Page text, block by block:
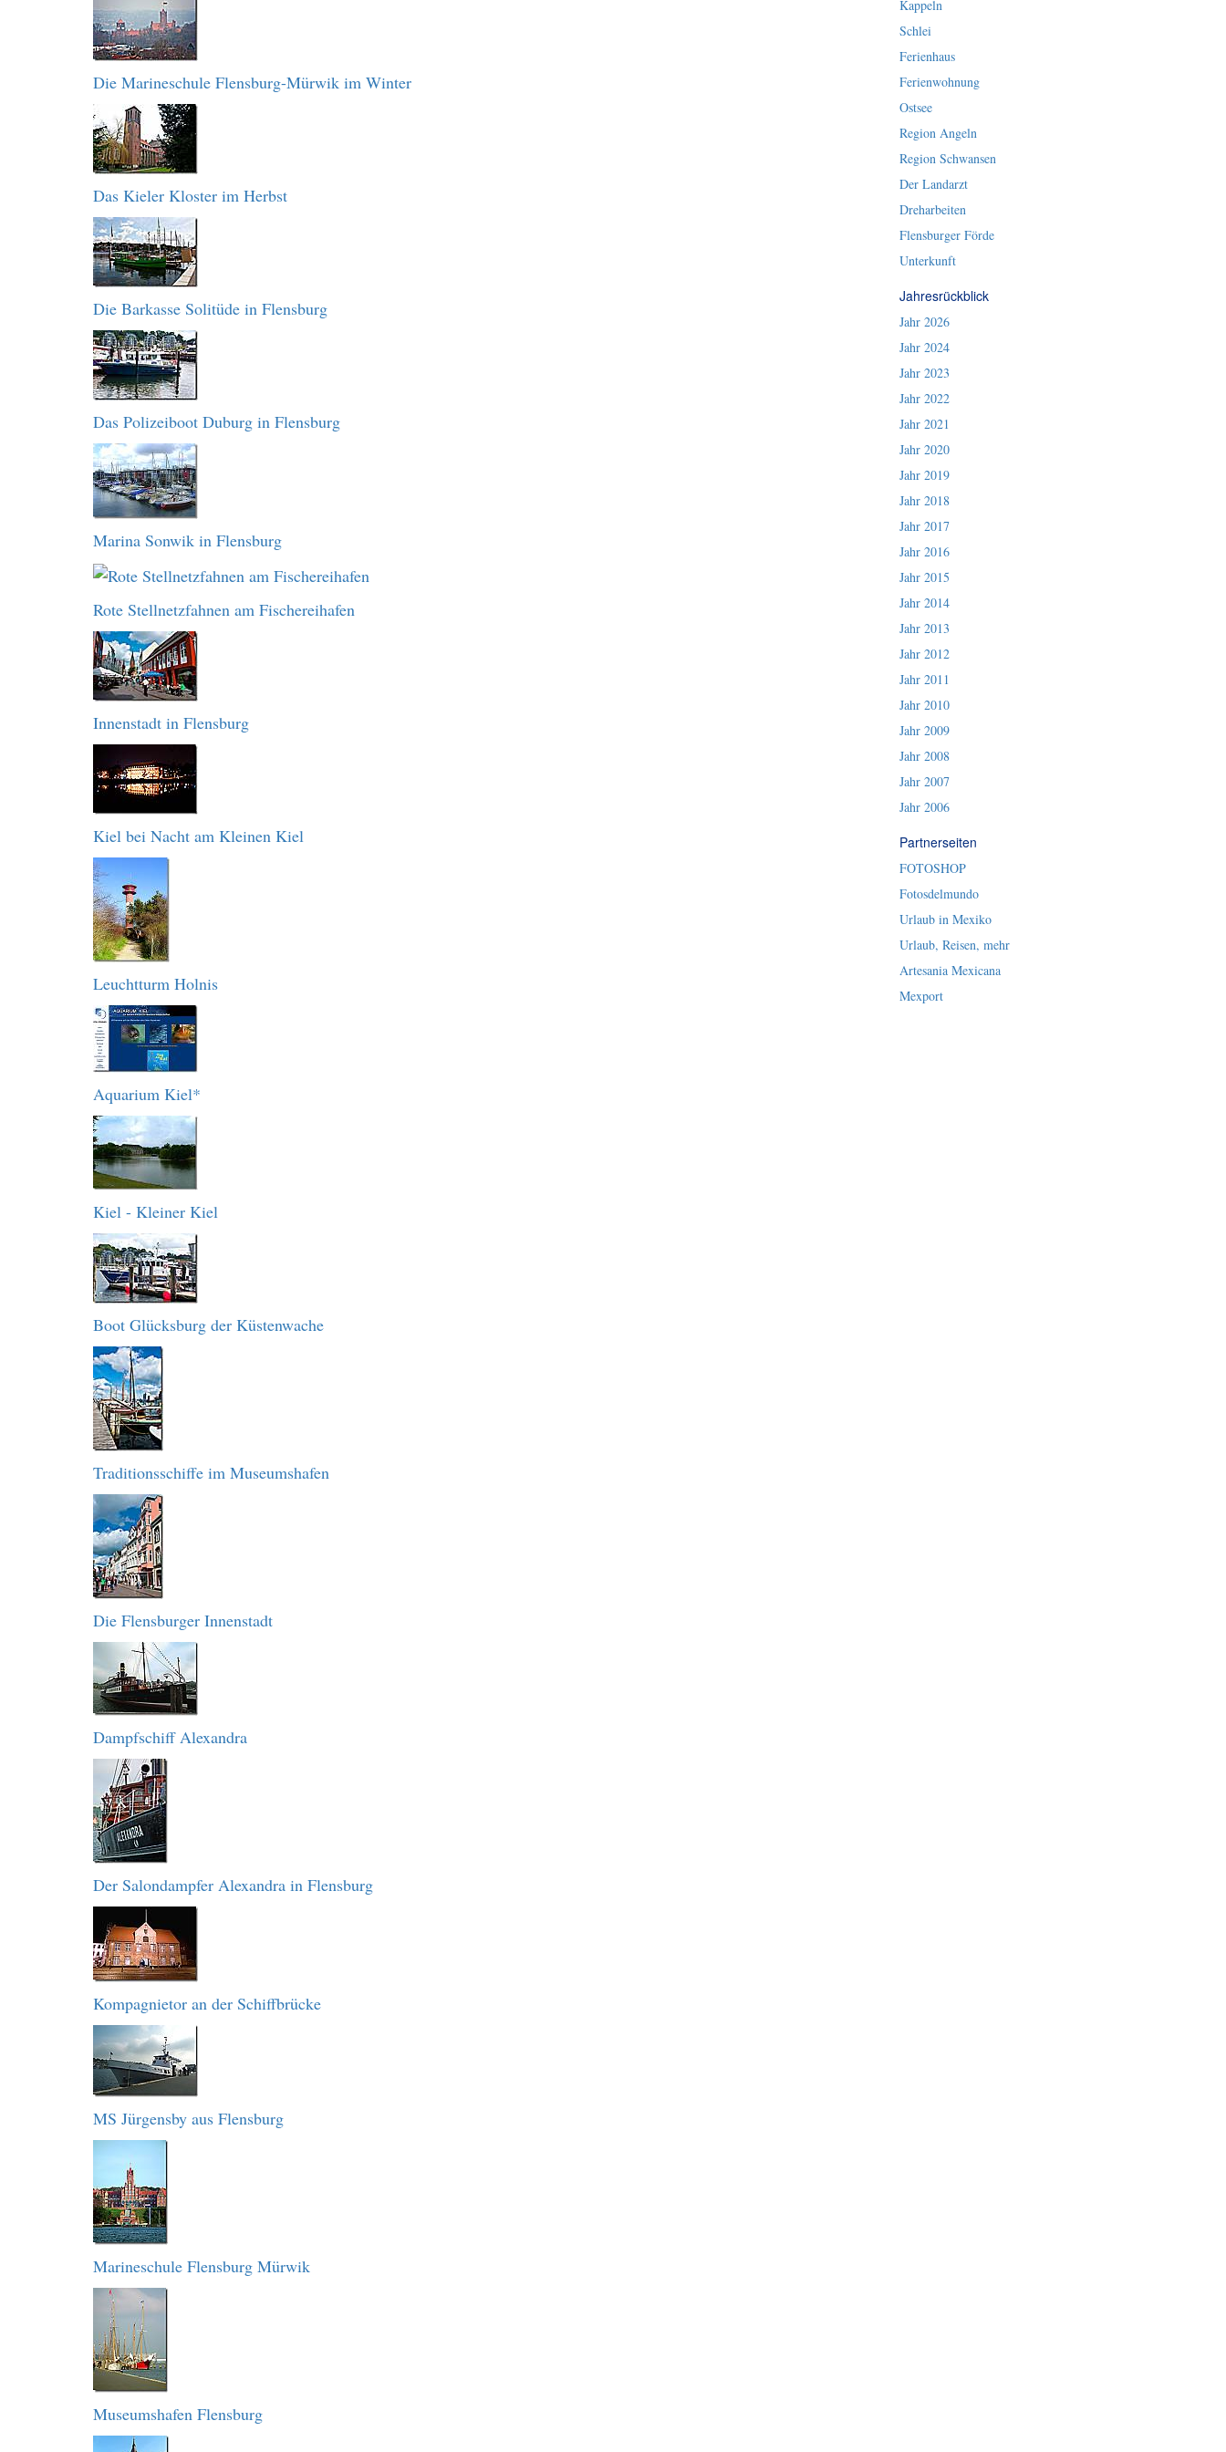
Die Marineschule Flensburg-Mürwik im Winter
Das Kieler Kloster im Herbst
Die Barkasse Solitüde in Flensburg
Das Polizeiboot Duburg in Flensburg
Marina Sonwik in Flensburg
Rote Stellnetzfahnen am Fischereihafen
Innenstadt in Flensburg
Kiel bei Nacht am Kleinen Kiel
Leuchtturm Holnis
Aquarium Kiel*
Kiel - Kleiner Kiel
Boot Glücksburg der Küstenwache
Traditionsschiffe im Museumshafen
Die Flensburger Innenstadt
Dampfschiff Alexandra
Der Salondampfer Alexandra in Flensburg
Kompagnietor an der Schiffbrücke
MS Jürgensby aus Flensburg
Marineschule Flensburg Mürwik
Museumshafen Flensburg
Kappeln
Schlei
Ferienhaus
Ferienwohnung
Ostsee
Region Angeln
Region Schwansen
Der Landarzt
Dreharbeiten
Flensburger Förde
Unterkunft
Jahresrückblick
Jahr 2026
Jahr 2024
Jahr 2023
Jahr 2022
Jahr 2021
Jahr 2020
Jahr 2019
Jahr 2018
Jahr 2017
Jahr 2016
Jahr 2015
Jahr 2014
Jahr 2013
Jahr 2012
Jahr 2011
Jahr 2010
Jahr 2009
Jahr 2008
Jahr 2007
Jahr 2006
Partnerseiten
FOTOSHOP
Fotosdelmundo
Urlaub in Mexiko
Urlaub, Reisen, mehr
Artesania Mexicana
Mexport